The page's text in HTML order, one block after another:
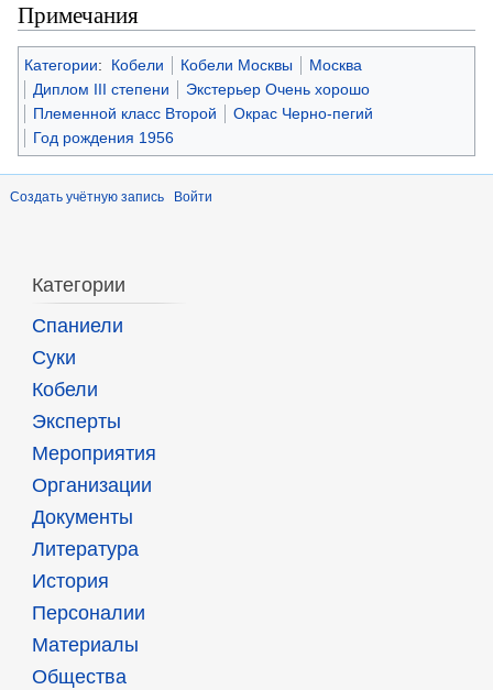
Примечания
Категории: Кобели Кобели Москвы
Москва
Диплом III степени
Экстерьер Очень хорошо
Племенной класс Второй
Окрас Черно-пегий
Год рождения 1956
Создать учётную запись Войти
Категории
Спаниели
Суки
Кобели
Эксперты
Мероприятия
Организации
Документы
Литература
История
Персоналии
Материалы
Общества